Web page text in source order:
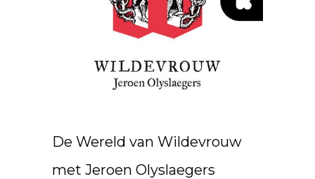
De Wereld van Wildevrouw
met Jeroen Olyslaegers